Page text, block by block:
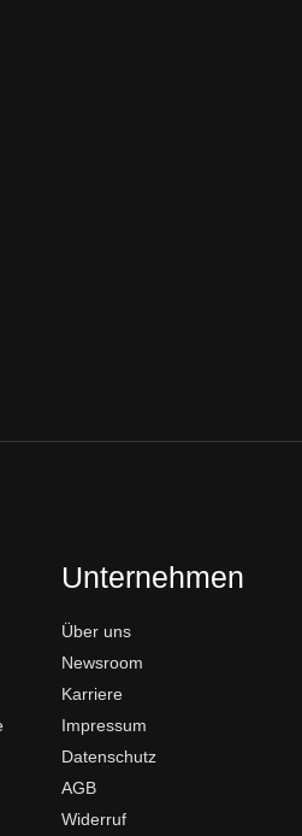
Unternehmen
Über uns
Newsroom
Karriere
Impressum
Datenschutz
AGB
Widerruf